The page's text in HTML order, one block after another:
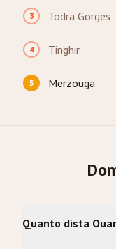
3 Todra Gorges
4 Tinghir
5 Merzouga
Quanto dista